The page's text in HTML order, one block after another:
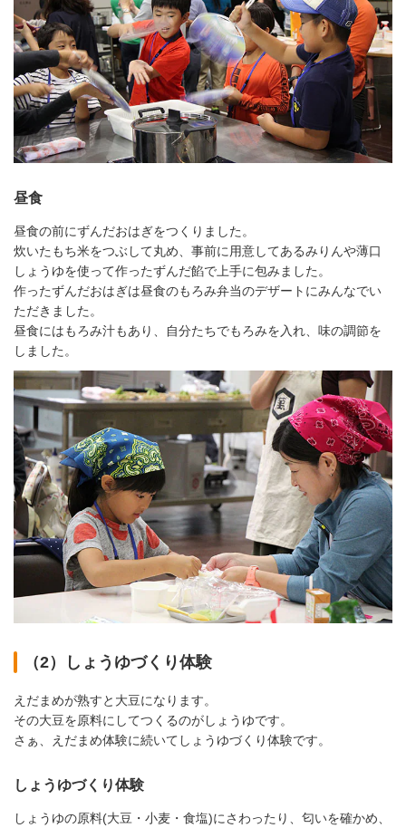
昼食
昼食の前にずんだおはぎをつくりました。
炊いたもち米をつぶして丸め、事前に用意してあるみりんや薄口
しょうゆを使って作ったずんだ餡で上手に包みました。
作ったずんだおはぎは昼食のもろみ弁当のデザートにみんなでい
ただきました。
昼食にはもろみ汁もあり、自分たちでもろみを入れ、味の調節を
しました。
（2）しょうゆづくり体験
えだまめが熟すと大豆になります。
その大豆を原料にしてつくるのがしょうゆです。
さぁ、えだまめ体験に続いてしょうゆづくり体験です。
しょうゆづくり体験
しょうゆの原料(大豆・小麦・食塩)にさわったり、匂いを確かめ、